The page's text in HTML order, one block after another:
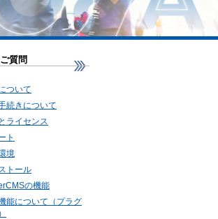
質問
ついて
続きについて
ライセンス
ト
境
トール
の機能
能について（プラグ